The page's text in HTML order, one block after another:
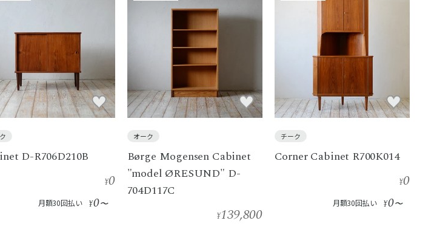
D-R706D210B
¥0
月額30回払い ¥0〜
オーク
Børge Mogensen Cabinet
"model ØRESUND" D-
704D117C
¥139,800
チーク
Corner Cabinet R700K014
¥0
月額30回払い ¥0〜